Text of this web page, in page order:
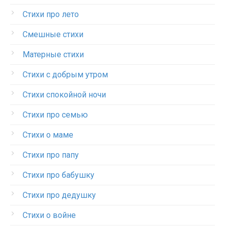
Стихи про лето
Смешные стихи
Матерные стихи
Стихи с добрым утром
Стихи спокойной ночи
Стихи про семью
Стихи о маме
Стихи про папу
Стихи про бабушку
Стихи про дедушку
Стихи о войне